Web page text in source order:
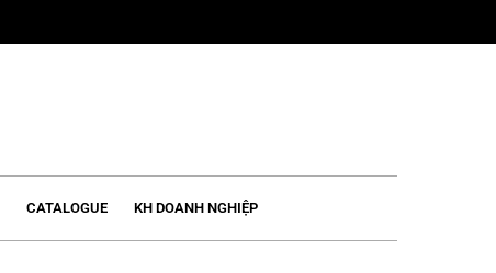
CATALOGUE KH DOANH NGHIỆP